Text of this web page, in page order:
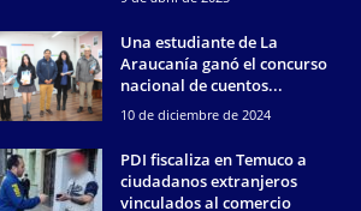
Una estudiante de La
Araucanía ganó el concurso
nacional de cuentos...
10 de diciembre de 2024
PDI fiscaliza en Temuco a
ciudadanos extranjeros
vinculados al comercio